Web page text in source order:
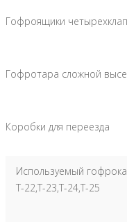
Гофроящики
Гофротара сложной
Коробки для переезда
Используемый
Т-22,Т-23,Т-24,Т-25